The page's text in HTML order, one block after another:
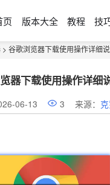
页 版本大全 教程 技
> 谷歌浏览器下载使用操作详细
器下载使用操作详细
06-13 3 来源：